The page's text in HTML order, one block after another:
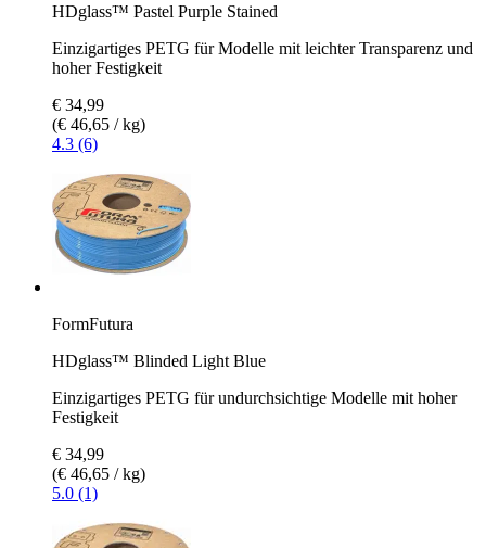
HDglass™ Pastel Purple Stained
Einzigartiges PETG für Modelle mit leichter Transparenz und
hoher Festigkeit
€ 34,99
(€ 46,65 / kg)
4.3 (6)
FormFutura
HDglass™ Blinded Light Blue
Einzigartiges PETG für undurchsichtige Modelle mit hoher
Festigkeit
€ 34,99
(€ 46,65 / kg)
5.0 (1)